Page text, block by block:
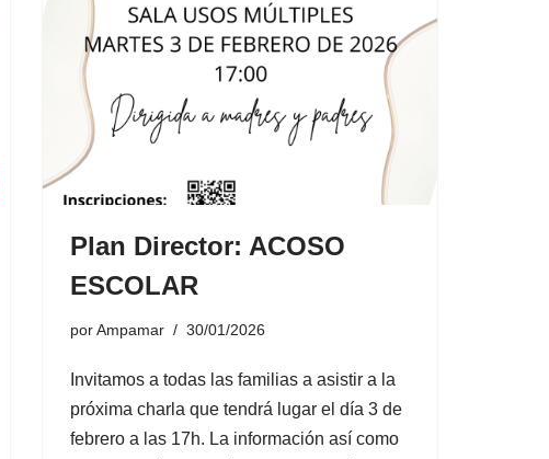
Plan Director: ACOSO
ESCOLAR
porAmpamar 30/01/2026
Invitamos a todas las familias a asistir a la
próxima charla que tendrá lugar el día 3 de
febrero a las 17h. La información así como